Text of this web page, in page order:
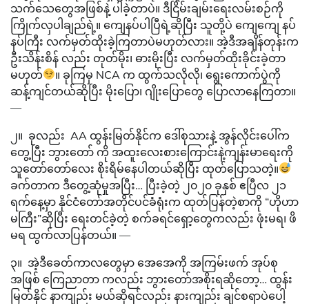
သက်သေတွေအဖြစ်နဲ့ ပါခဲ့တာပဲ။ ဒီငြိမ်းချမ်းရေးလမ်းစဉ်ကို
ကြိုက်လှပါချည်ရဲ့။ ကျေနပ်ပါပြီရဲ့ဆိုပြီး သူတို့ပဲ ကျေကျေ နပ်
နပ်ကြီး လက်မှတ်ထိုးခဲ့ကြတာပဲမဟုတ်လား။ အဲ့ဒီအချိန်တုန်းက
ဦးသိန်းစိန် လည်း တုတ်မိုး၊ ဓားမိုးပြီး လက်မှတ်ထိုးခိုင်းခဲ့တာ
မဟုတ်
။ ခုကြမှ NCA က ထွက်သလိုလို၊ ရွေးကောက်ပွဲကို
ဆန့်ကျင်တယ်ဆိုပြီး မိုးပြော၊ ဂျိုးပြောတွေ ပြောလာနေကြတာ။
—
၂။ ခုလည်း AA ထွန်းမြတ်နိုင်က ဒေါ်စုသားနဲ့ အွန်လိုင်းပေါ်က
တွေ့ပြီး ဘွားတော် ကို အထူးလေးစားကြောင်းနဲ့ကျန်းမာရေးကို
သူတော်တော်လေး စိုးရိမ်နေပါတယ်ဆိုပြီး ထုတ်ပြောသတဲ့။
ခက်တာက ဒီတွေ့ဆုံမှုအပြီး… ပြီးခဲ့တဲ့ ၂၀၂၀ ခုနှစ် ဧပြီလ ၂၁
ရက်နေ့မှာ နိုင်ငံတော်အတိုင်ပင်ခံရုံးက ထုတ်ပြန်တဲ့စာကို “ဟိုဟာ
မကြီး”ဆိုပြီး ရေးတင်ခဲ့တဲ့ စက်ခရင်ရှော့တွေကလည်း ဖုံးမရ၊ ဖိ
မရ ထွက်လာပြန်တယ်။ —
၃။ အဲ့ဒီခေတ်ကာလတွေမှာ အေအေကို အကြမ်းဖက် အုပ်စု
အဖြစ် ကြေညာတာ ကလည်း ဘွားတော်အစိုးရဆိုတော့… ထွန်း
မြတ်နိုင် နာကျည်း မယ်ဆိုရင်လည်း နားကျည်း ချင်စရာပဲပေါ့